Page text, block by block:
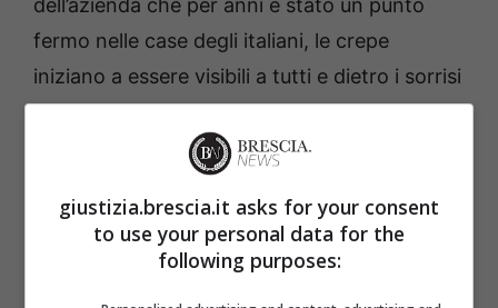
dell’azienda che per anni è stato un punto
fermo nelle case degli italiani, le crepe
iniziano a essere visibili a tutti e dietro i sorrisi
che vediamo in prima serata, possiamo intuire
si nasconda più di qualche tensione
Non è passato poi molto da quando la notizia
dell’abbandono di Amadeus alla Rai ha stupito
giustizia.brescia.it asks for your consent
to use your personal data for the
following purposes: